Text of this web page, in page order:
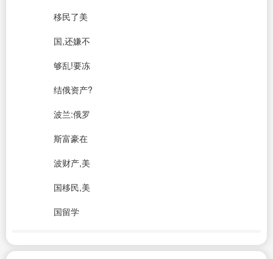
移民了美
国,还嫌不
够乱!要冻
结俄资产?
波兰:俄罗
斯富豪在
波财产,美
国移民,美
国留学